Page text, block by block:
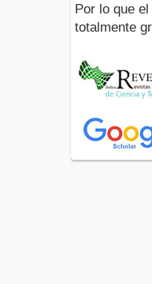
Por lo que
totalmente